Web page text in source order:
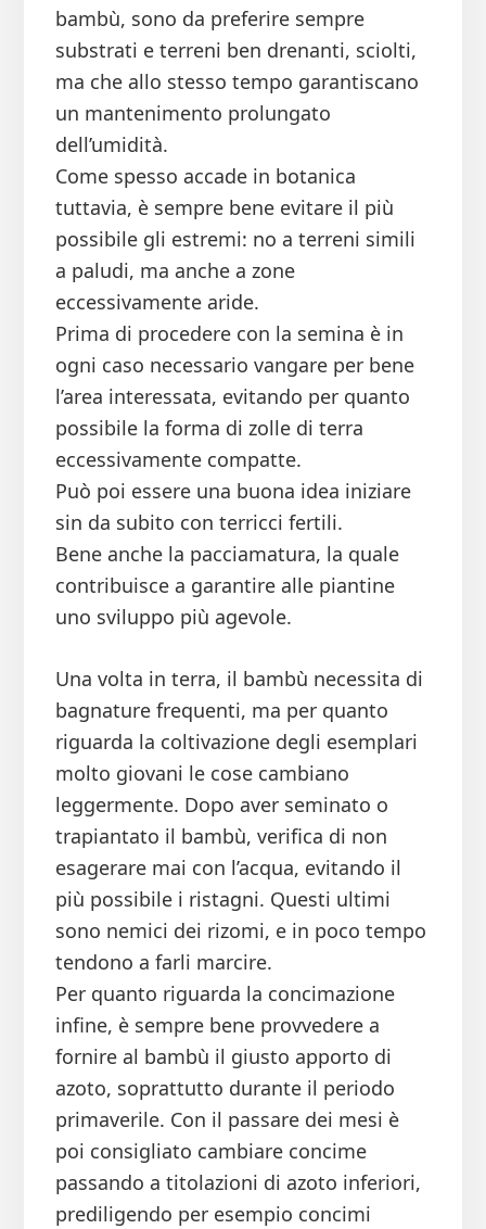
bambù, sono da preferire sempre
substrati e terreni ben drenanti, sciolti,
ma che allo stesso tempo garantiscano
un mantenimento prolungato
dell’umidità.
Come spesso accade in botanica
tuttavia, è sempre bene evitare il più
possibile gli estremi: no a terreni simili
a paludi, ma anche a zone
eccessivamente aride.
Prima di procedere con la semina è in
ogni caso necessario vangare per bene
l’area interessata, evitando per quanto
possibile la forma di zolle di terra
eccessivamente compatte.
Può poi essere una buona idea iniziare
sin da subito con terricci fertili.
Bene anche la pacciamatura, la quale
contribuisce a garantire alle piantine
uno sviluppo più agevole.
Una volta in terra, il bambù necessita di
bagnature frequenti, ma per quanto
riguarda la coltivazione degli esemplari
molto giovani le cose cambiano
leggermente. Dopo aver seminato o
trapiantato il bambù, verifica di non
esagerare mai con l’acqua, evitando il
più possibile i ristagni. Questi ultimi
sono nemici dei rizomi, e in poco tempo
tendono a farli marcire.
Per quanto riguarda la concimazione
infine, è sempre bene provvedere a
fornire al bambù il giusto apporto di
azoto, soprattutto durante il periodo
primaverile. Con il passare dei mesi è
poi consigliato cambiare concime
passando a titolazioni di azoto inferiori,
prediligendo per esempio concimi